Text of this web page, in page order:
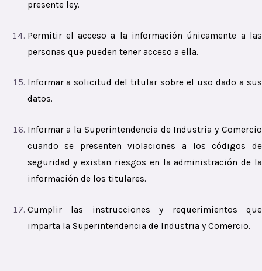
presente ley.
Permitir el acceso a la información únicamente a las
personas que pueden tener acceso a ella.
Informar a solicitud del titular sobre el uso dado a sus
datos.
Informar a la Superintendencia de Industria y Comercio
cuando se presenten violaciones a los códigos de
seguridad y existan riesgos en la administración de la
información de los titulares.
Cumplir las instrucciones y requerimientos que
imparta la Superintendencia de Industria y Comercio.